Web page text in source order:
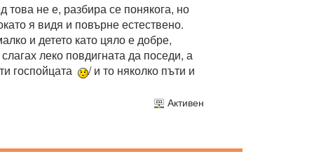
не е, разбира се понякога, но
я видя и повърне естествено.
и детето като цяло е добре,
леко повдигната да поседи, а
госпойцата
/ и то няколко пъти и
Активен